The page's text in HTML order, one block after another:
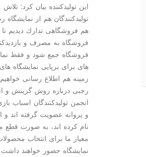
این تولیدكننده بیان كرد:
تولیدكنندگان هم از
هم فروشگاهی تدارك دیدیم تا
فروشگاه به مصرف و
فروشگاه جمع شود و فقط
های برای برپایی نمایشگاه های
زمینه هم اطلاع رسانی
رجبی درباره روش گزینش و
نام كرده اند، به صورت قطع
معیار ما برای انتخاب
نمایشگاه حضور خواهند